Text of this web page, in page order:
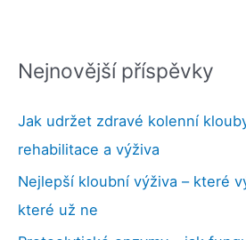
a
proti
úzkosti
Nejnovější příspěvky
Jak udržet zdravé kolenní
rehabilitace a výživa
Nejlepší kloubní výživa – které
které už ne